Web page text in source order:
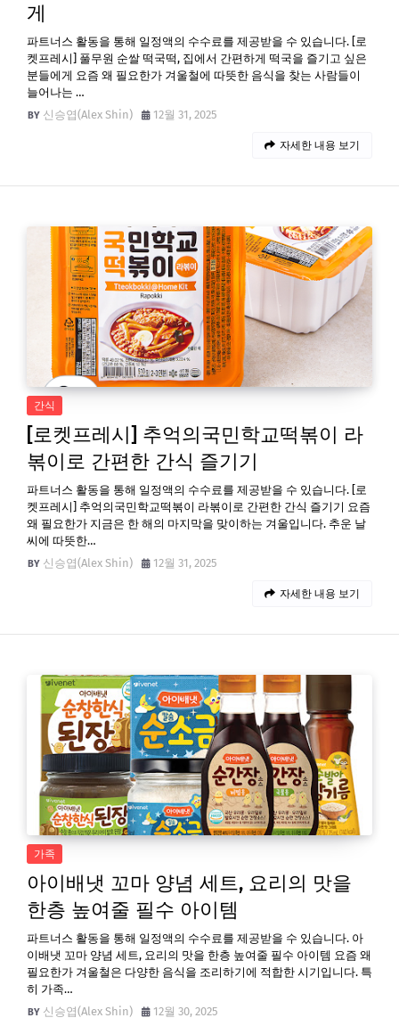
게
파트너스 활동을 통해 일정액의 수수료를 제공받을 수 있습니다. [로
켓프레시] 풀무원 순쌀 떡국떡, 집에서 간편하게 떡국을 즐기고 싶은
분들에게 요즘 왜 필요한가 겨울철에 따뜻한 음식을 찾는 사람들이
늘어나는 …
신승엽(Alex Shin)
12월 31, 2025
자세한 내용 보기
간식
[로켓프레시] 추억의국민학교떡볶이 라
볶이로 간편한 간식 즐기기
파트너스 활동을 통해 일정액의 수수료를 제공받을 수 있습니다. [로
켓프레시] 추억의국민학교떡볶이 라볶이로 간편한 간식 즐기기 요즘
왜 필요한가 지금은 한 해의 마지막을 맞이하는 겨울입니다. 추운 날
씨에 따뜻한…
신승엽(Alex Shin)
12월 31, 2025
자세한 내용 보기
가족
아이배냇 꼬마 양념 세트, 요리의 맛을
한층 높여줄 필수 아이템
파트너스 활동을 통해 일정액의 수수료를 제공받을 수 있습니다. 아
이배냇 꼬마 양념 세트, 요리의 맛을 한층 높여줄 필수 아이템 요즘 왜
필요한가 겨울철은 다양한 음식을 조리하기에 적합한 시기입니다. 특
히 가족…
신승엽(Alex Shin)
12월 30, 2025